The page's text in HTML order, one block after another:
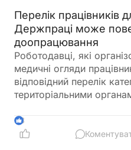
Перелік працівників
Держпраці може
доопрацювання
Роботодавці, які
медичні огляди
відповідний перелік
територіальними
відмовити у погодженні
право перевірити його
3